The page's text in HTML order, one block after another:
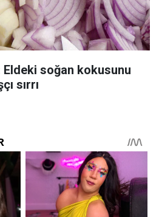
Eldeki soğan kokusunu
sırrı